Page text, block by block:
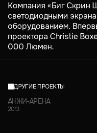
Компания «Биг Скрин
светодиодными
оборудованием.
проектора Christie
000 Люмен.
ДРУГИЕ ПРОЕКТЫ
АНЖИ-АРЕНА
2013